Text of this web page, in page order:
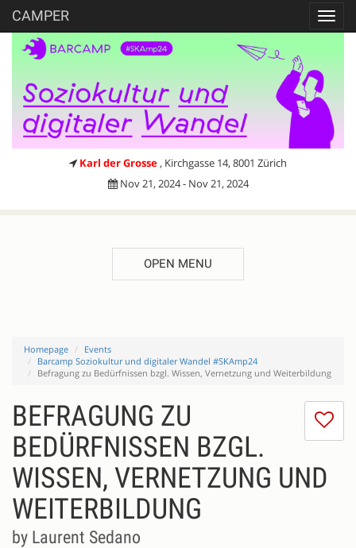
CAMPER
Karl der Grosse , Kirchgasse 14, 8001 Zürich
Nov 21, 2024 - Nov 21, 2024
OPEN MENU
Homepage
Events
Barcamp Soziokultur und digitaler Wandel #SKAmp24
Befragung zu Bedürfnissen bzgl. Wissen, Vernetzung und Weiterbildung
I
BEFRAGUNG ZU
BEDÜRFNISSEN BZGL.
WISSEN, VERNETZUNG UND
WEITERBILDUNG
by Laurent Sedano